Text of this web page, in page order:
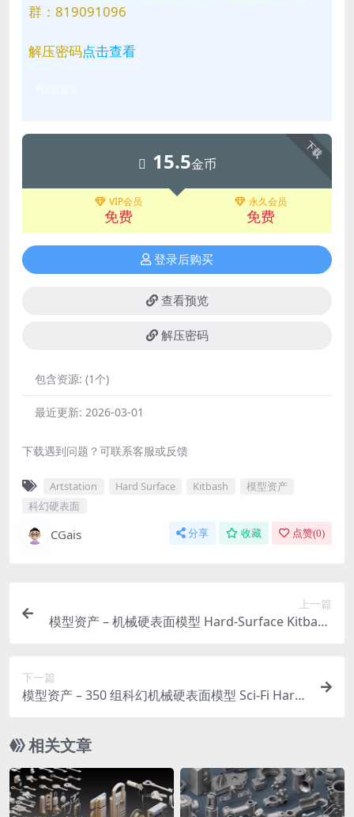
群：819091096
解压密码点击查看
下载
15.5金币
VIP会员
免费
永久会员
免费
登录后购买
查看预览
解压密码
包含资源: (1个)
最近更新: 2026-03-01
下载遇到问题？可联系客服或反馈
Artstation Hard Surface Kitbash
模型资产
科幻硬表面
CGais 分享 收藏 点赞(0)
上一篇
模型资产 – 机械硬表面模型 Hard-Surface Kitbash
下一篇
模型资产 – 350 组科幻机械硬表面模型 Sci-Fi Hard
相关文章